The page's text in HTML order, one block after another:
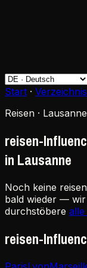
Start · Verzeichnis
Reisen · Lausanne
reisen-
in Lausanne
Noch keine
bald wieder — wir
durchstöbere
reisen-